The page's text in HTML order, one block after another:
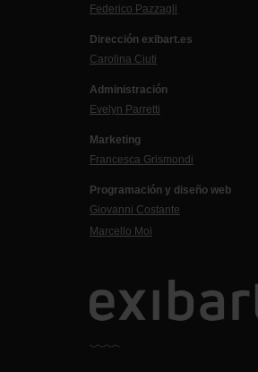
Federico Pazzagli
Dirección exibart.es
Carolina Ciuti
Administración
Evelyn Parretti
Marketing
Francesca Grismondi
Programación y diseño web
Giovanni Costante
Marcello Moi